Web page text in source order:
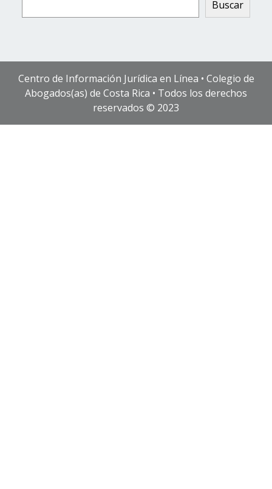
Buscar
Centro de Información Jurídica en Línea • Colegio de
Abogados(as) de Costa Rica • Todos los derechos
reservados © 2023